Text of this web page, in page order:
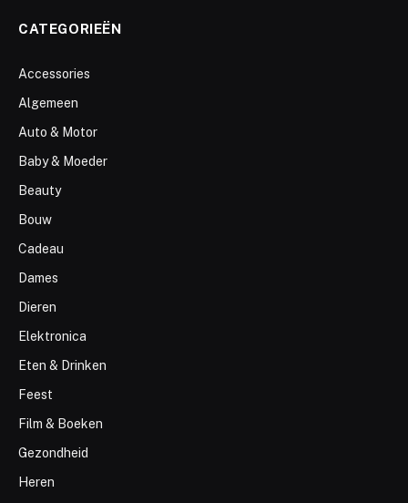
CATEGORIEËN
Accessories
Algemeen
Auto & Motor
Baby & Moeder
Beauty
Bouw
Cadeau
Dames
Dieren
Elektronica
Eten & Drinken
Feest
Film & Boeken
Gezondheid
Heren